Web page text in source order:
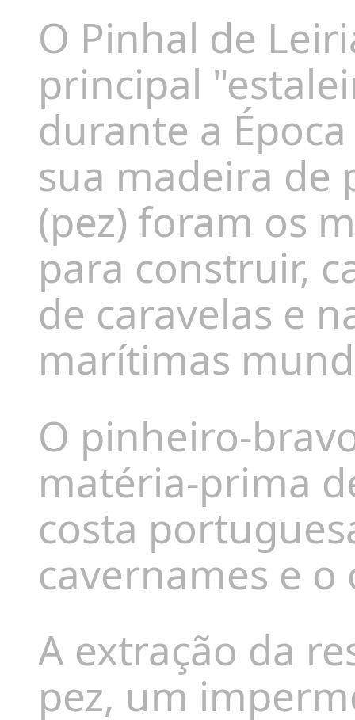
O Pinhal de
principal
durante a
sua madeira de
(pez) foram os
para construir,
de caravelas e
marítimas
O pinheiro-
matéria-prima
costa
cavernames e
A extração da
pez, um